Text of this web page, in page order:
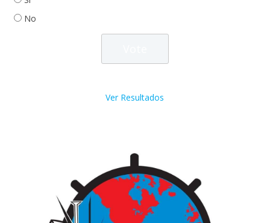
No
Ver Resultados